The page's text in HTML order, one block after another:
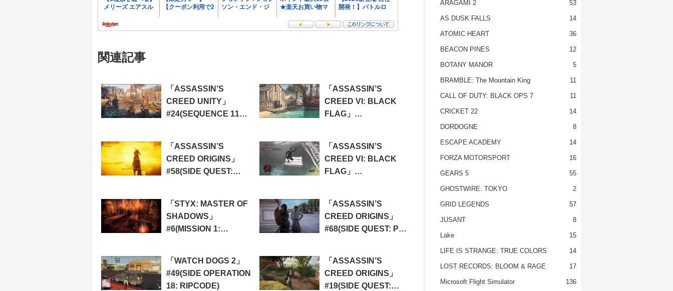
関連記事
「ASSASSIN’S
CREED UNITY」
#24(SEQUENCE 11
「ASSASSIN’S
CREED VI: BLACK
FLAG」
SURPRISE)
「ASSASSIN’S
CREED ORIGINS」
#58(SIDE QUEST:
「ASSASSIN’S
CREED VI: BLACK
FLAG」
CHARLES-TOWNE)
「STYX: MASTER OF
SHADOWS」
#6(MISSION 1:
「ASSASSIN’S
CREED ORIGINS」
#68(SIDE QUEST: PAX
「WATCH DOGS 2」
#49(SIDE OPERATION
18: RIPCODE)
「ASSASSIN’S
CREED ORIGINS」
#19(SIDE QUEST:
ARAGAMI 2 53
AS DUSK FALLS 14
ATOMIC HEART 36
BEACON PINES 12
BOTANY MANOR 5
BRAMBLE: The Mountain King 11
CALL OF DUTY: BLACK OPS 7 11
CRICKET 22 14
DORDOGNE 8
ESCAPE ACADEMY 14
FORZA MOTORSPORT 16
GEARS 5 55
GHOSTWIRE: TOKYO 2
GRID LEGENDS 57
JUSANT 8
Lake 15
LIFE IS STRANGE: TRUE COLORS 14
LOST RECORDS: BLOOM & RAGE 17
Microsoft Flight Simulator 136